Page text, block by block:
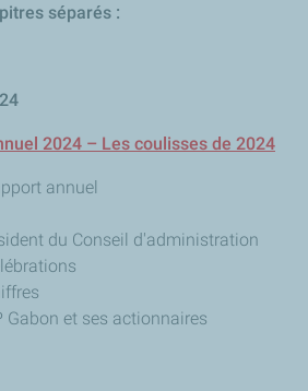
séparés :
2024 – Les coulisses de 2024
annuel
du Conseil d'administration
Gabon et ses actionnaires